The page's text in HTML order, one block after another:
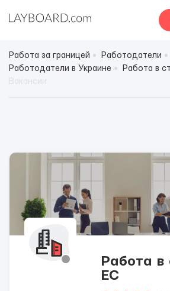
Работа за границей
Работодатели
Работодатели в Украине
Работа в
Работа в
ЕС